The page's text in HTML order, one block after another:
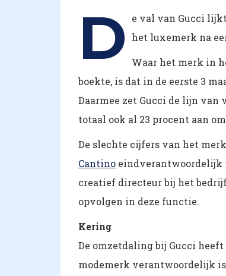
D
e val van Gucci
het luxemerk na
Waar het merk in
boekte, is dat in de eerste 3
Daarmee zet Gucci de lijn van
totaal ook al 23 procent aan
De slechte cijfers van het
Cantino eindverantwoordelijk
creatief directeur bij het
opvolgen in deze functie.
Kering
De omzetdaling bij Gucci
modemerk verantwoordelijk